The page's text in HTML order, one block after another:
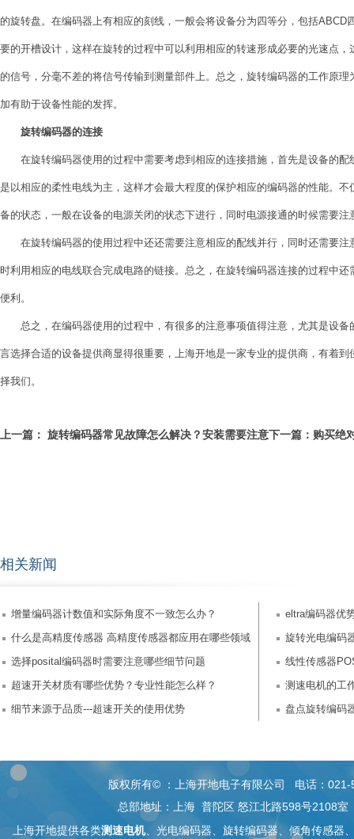
的旋转盘。在编码器上有相应的刻线，一般会将设备分为四等分，包括ABCD
要的开槽设计，这样在旋转的过程中可以利用相应的转速形成必要的光速点
的信号，分毫不差的将信号传输到测量部件上。总之，旋转编码器的工作原
加有助于设备性能的发挥。
旋转编码器的连接
在旋转编码器使用的过程中需要考虑到相应的连接措施，首先是设备的配
是以相应的柔性电线为主，这样才会最大程度的保护相应的编码器的性能。
备的状态，一般在设备的电源关闭的状态下进行，同时电源接通的时候需要注
在旋转编码器的使用过程中还还需要注意相应的配线并行，同时还需要注
时利用相应的电线联合完成电路的链接。总之，在旋转编码器连接的过程中
便利。
总之，在编码器使用的过程中，有很多的注意事项值得注意，尤其是设备
言选择合适的设备提供商显得很重要，上海开地是一家专业的提供商，有着
择我们。
上一篇： 旋转编码器常见故障怎么解决？安装需要注意下一篇： 购买绝
相关新闻
增量编码器计数值和实际角度不一致怎么办？
eltra编码器优
什么是高精度传感器 高精度传感器都应用在哪些领域
旋转光电编码
同
选择posital编码器时需要注意哪些细节问题
线性传感器
超速开关材质有哪些优势？专业性能怎么样？
测速电机的工
的？
细节来源于品质---超速开关的使用优势 盘点旋转编码
版权所有© ：上海开地电子有限公司 电话：
总部地址：上海 普陀区 怒江北路598号2108室
上海开地提供各类测速电机、 光电编码器 、旋转编码器、 倾角传感器